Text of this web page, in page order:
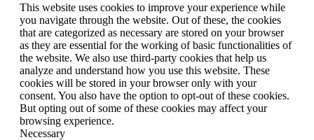
This website uses cookies to improve your experience while
you navigate through the website. Out of these, the cookies
that are categorized as necessary are stored on your browser
as they are essential for the working of basic functionalities of
the website. We also use third-party cookies that help us
analyze and understand how you use this website. These
cookies will be stored in your browser only with your
consent. You also have the option to opt-out of these cookies.
But opting out of some of these cookies may affect your
browsing experience.
Necessary